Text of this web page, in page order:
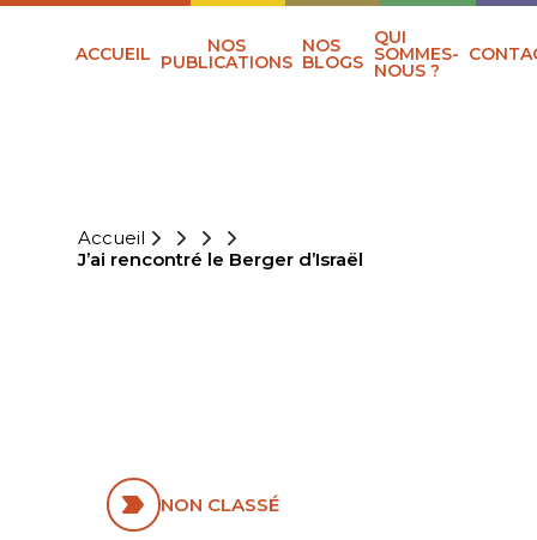
ACCUEIL NOS
PUBLICATIONS
NOS
BLOGS
QUI
SOMMES-
NOUS ?
Accueil
J’ai rencontré le Berger d’Israël
NON CLASSÉ